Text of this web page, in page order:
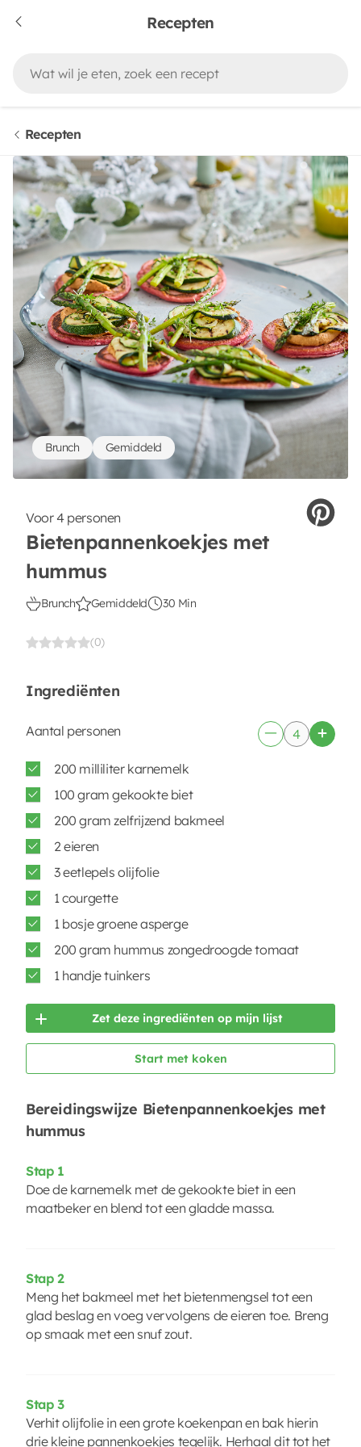
Recepten
Recepten
Voor 4 personen
Bietenpannenkoekjes met
hummus
Brunch Gemiddeld 30 Min
(0)
Brunch Gemiddeld
Ingrediënten
Aantal personen
200 milliliter karnemelk
100 gram gekookte biet
200 gram zelfrijzend bakmeel
2 eieren
3 eetlepels olijfolie
1 courgette
1 bosje groene asperge
200 gram hummus zongedroogde tomaat
1 handje tuinkers
Zet deze ingrediënten op mijn lijst
Start met koken
Bereidingswijze Bietenpannenkoekjes met
hummus
Stap 1
Doe de karnemelk met de gekookte biet in een
maatbeker en blend tot een gladde massa.
Stap 2
Meng het bakmeel met het bietenmengsel tot een
glad beslag en voeg vervolgens de eieren toe. Breng
op smaak met een snuf zout.
Stap 3
Verhit olijfolie in een grote koekenpan en bak hierin
drie kleine pannenkoekjes tegelijk. Herhaal dit tot het